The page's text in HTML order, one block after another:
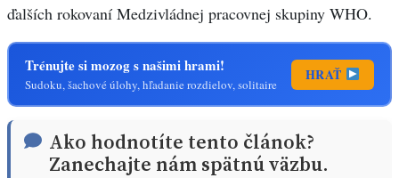
ďalších rokovaní Medzivládnej pracovnej skupiny WHO.
Trénujte si mozog s našimi hrami!
Sudoku, šachové úlohy, hľadanie rozdielov, solitaire
HRAŤ
Ako hodnotíte tento článok?
Zanechajte nám spätnú väzbu.